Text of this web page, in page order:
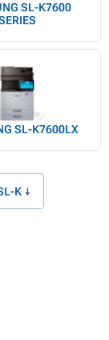
SL-K7600
SL-K7600LX
K ↓